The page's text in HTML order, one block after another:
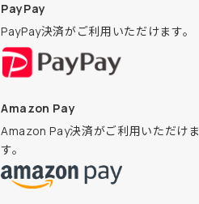
PayPay
PayPay決済がご利用いただけます。
Amazon Pay
Amazon Pay決済がご利用いただけま
す。